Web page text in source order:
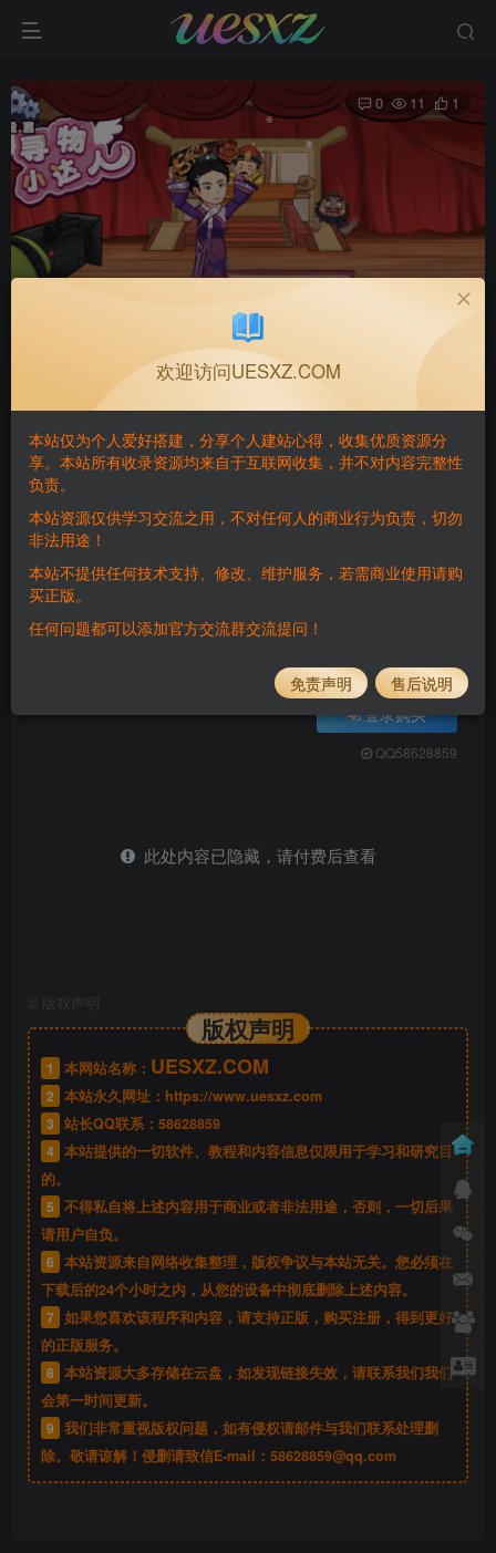
三网H5休闲游戏+寻物小达人H5+Linux手工服务端+Win
一键服务端+解压即玩+简易安卓客户端+详细搭建教程
正文
0 11 1
2个月前发布
关注 私信
此内容为付费阅读，请付费后查看
￥5
钻石会员 免费
登录购买
QQ58628859
付费阅读
此处内容已隐藏，请付费后查看
版权声明
版权声明
1 本网站名称： UESXZ.COM
2 本站永久网址： https://www.uesxz.com
3 站长QQ联系： 58628859
4 本站提供的一切软件、教程和内容信息仅限用于学习和研究目
的。
5 不得私自将上述内容用于商业或者非法用途，否则，一切后果
请用户自负。
6 本站资源来自网络收集整理，版权争议与本站无关。您必须在
下载后的24个小时之内，从您的设备中彻底删除上述内容。
7 如果您喜欢该程序和内容，请支持正版，购买注册，得到更好
的正版服务。
8 本站资源大多存储在云盘，如发现链接失效，请联系我们我们
会第一时间更新。
9 我们非常重视版权问题，如有侵权请邮件与我们联系处理删
除。敬请谅解！侵删请致信E-mail： 58628859@qq.com
欢迎访问UESXZ.COM
本站仅为个人爱好搭建，分享个人建站心得，收集优质资源分
享。本站所有收录资源均来自于互联网收集，并不对内容完整性
负责。
本站资源仅供学习交流之用，不对任何人的商业行为负责，切勿
非法用途！
本站不提供任何技术支持、修改、维护服务，若需商业使用请购
买正版。
任何问题都可以添加官方交流群交流提问！
免责声明 售后说明